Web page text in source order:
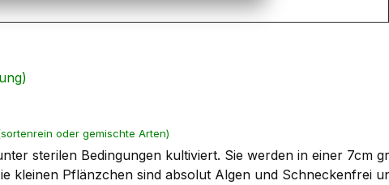
oder gemischte Arten)
sterilen Bedingungen kultiviert. Sie werden in einer 7cm
kleinen Pflänzchen sind absolut Algen und Schneckenfrei